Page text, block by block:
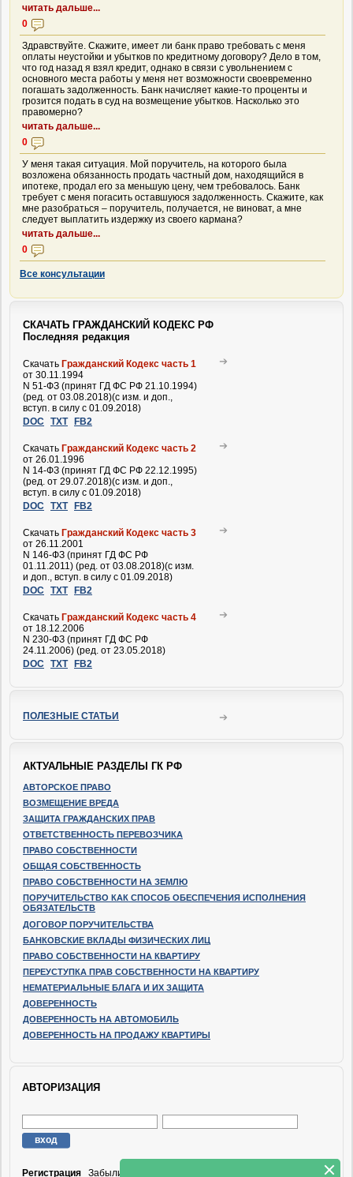
читать дальше...
0
Здравствуйте. Скажите, имеет ли банк право требовать с меня
оплаты неустойки и убытков по кредитному договору? Дело в том,
что год назад я взял кредит, однако в связи с увольнением с
основного места работы у меня нет возможности своевременно
погашать задолженность. Банк начисляет какие-то проценты и
грозится подать в суд на возмещение убытков. Насколько это
правомерно?
читать дальше...
0
У меня такая ситуация. Мой поручитель, на которого была
возложена обязанность продать частный дом, находящийся в
ипотеке, продал его за меньшую цену, чем требовалось. Банк
требует с меня погасить оставшуюся задолженность. Скажите, как
мне разобраться – поручитель, получается, не виноват, а мне
следует выплатить издержку из своего кармана?
читать дальше...
0
Все консультации
СКАЧАТЬ ГРАЖДАНСКИЙ КОДЕКС РФ
Последняя редакция
Скачать Гражданский Кодекс часть 1
от 30.11.1994
N 51-ФЗ (принят ГД ФС РФ 21.10.1994)
(ред. от 03.08.2018)(с изм. и доп.,
вступ. в силу с 01.09.2018)
DOC TXT FB2
Скачать Гражданский Кодекс часть 2
от 26.01.1996
N 14-ФЗ (принят ГД ФС РФ 22.12.1995)
(ред. от 29.07.2018)(с изм. и доп.,
вступ. в силу с 01.09.2018)
DOC TXT FB2
Скачать Гражданский Кодекс часть 3
от 26.11.2001
N 146-ФЗ (принят ГД ФС РФ
01.11.2011) (ред. от 03.08.2018)(с изм.
и доп., вступ. в силу с 01.09.2018)
DOC TXT FB2
Скачать Гражданский Кодекс часть 4
от 18.12.2006
N 230-ФЗ (принят ГД ФС РФ
24.11.2006) (ред. от 23.05.2018)
DOC TXT FB2
ПОЛЕЗНЫЕ СТАТЬИ
АКТУАЛЬНЫЕ РАЗДЕЛЫ ГК РФ
АВТОРСКОЕ ПРАВО
ВОЗМЕЩЕНИЕ ВРЕДА
ЗАЩИТА ГРАЖДАНСКИХ ПРАВ
ОТВЕТСТВЕННОСТЬ ПЕРЕВОЗЧИКА
ПРАВО СОБСТВЕННОСТИ
ОБЩАЯ СОБСТВЕННОСТЬ
ПРАВО СОБСТВЕННОСТИ НА ЗЕМЛЮ
ПОРУЧИТЕЛЬСТВО КАК СПОСОБ ОБЕСПЕЧЕНИЯ ИСПОЛНЕНИЯ
ОБЯЗАТЕЛЬСТВ
ДОГОВОР ПОРУЧИТЕЛЬСТВА
БАНКОВСКИЕ ВКЛАДЫ ФИЗИЧЕСКИХ ЛИЦ
ПРАВО СОБСТВЕННОСТИ НА КВАРТИРУ
ПЕРЕУСТУПКА ПРАВ СОБСТВЕННОСТИ НА КВАРТИРУ
НЕМАТЕРИАЛЬНЫЕ БЛАГА И ИХ ЗАЩИТА
ДОВЕРЕННОСТЬ
ДОВЕРЕННОСТЬ НА АВТОМОБИЛЬ
ДОВЕРЕННОСТЬ НА ПРОДАЖУ КВАРТИРЫ
АВТОРИЗАЦИЯ
Регистрация Забыли пароль?